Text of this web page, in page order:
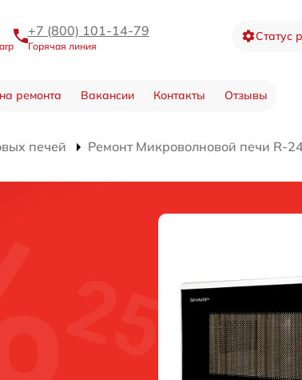
+7 (800) 101-14-79
Горячая линия
Статус
ремонта Вакансии Контакты Отзывы
печей Ремонт Микроволновой печи R-